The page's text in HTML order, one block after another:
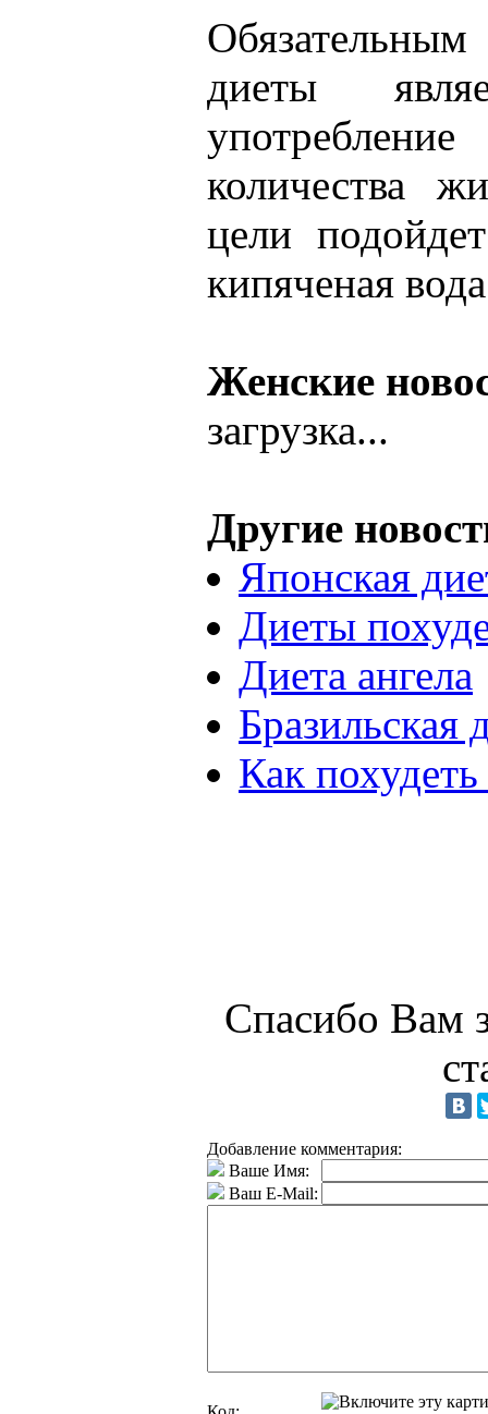
диеты
количества
цели
кипяченая
Женские
загрузка...
Другие
Японская
Диеты
Диета ангела
Бразильская
Как
Спасибо Вам
Добавление комментария:
Ваше Имя:
Ваш E-Mail: